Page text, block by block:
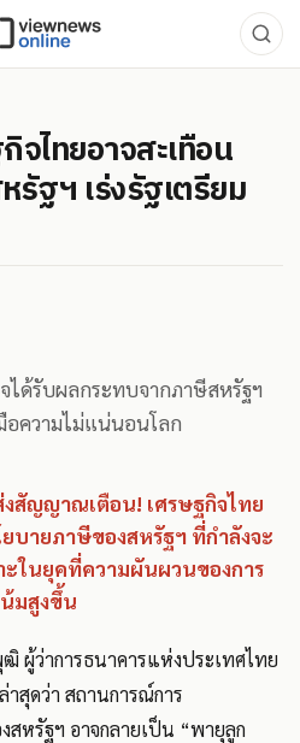
ไทยอาจสะเทือน
รัฐฯ เร่งรัฐเตรียม
ได้รับผลกระทบจากภาษีสหรัฐฯ
อความไม่แน่นอนโลก
สัญญาณเตือน! เศรษฐกิจไทย
บายภาษีของสหรัฐฯ ที่กำลังจะ
ะในยุคที่ความผันผวนของการ
มสูงขึ้น
ผู้ว่าการธนาคารแห่งประเทศไทย
าสุดว่า สถานการณ์การ
หรัฐฯ อาจกลายเป็น “พายุลูก